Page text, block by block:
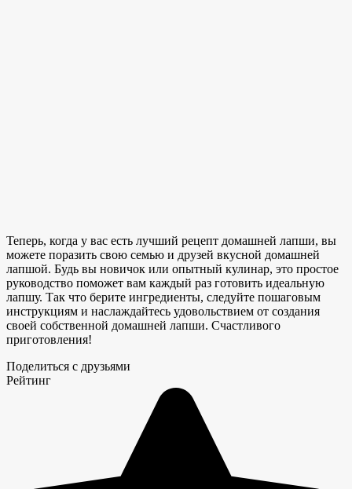
Теперь, когда у вас есть лучший рецепт домашней лапши, вы
можете поразить свою семью и друзей вкусной домашней
лапшой. Будь вы новичок или опытный кулинар, это простое
руководство поможет вам каждый раз готовить идеальную
лапшу. Так что берите ингредиенты, следуйте пошаговым
инструкциям и наслаждайтесь удовольствием от создания
своей собственной домашней лапши. Счастливого
приготовления!
Поделиться с друзьями
Рейтинг